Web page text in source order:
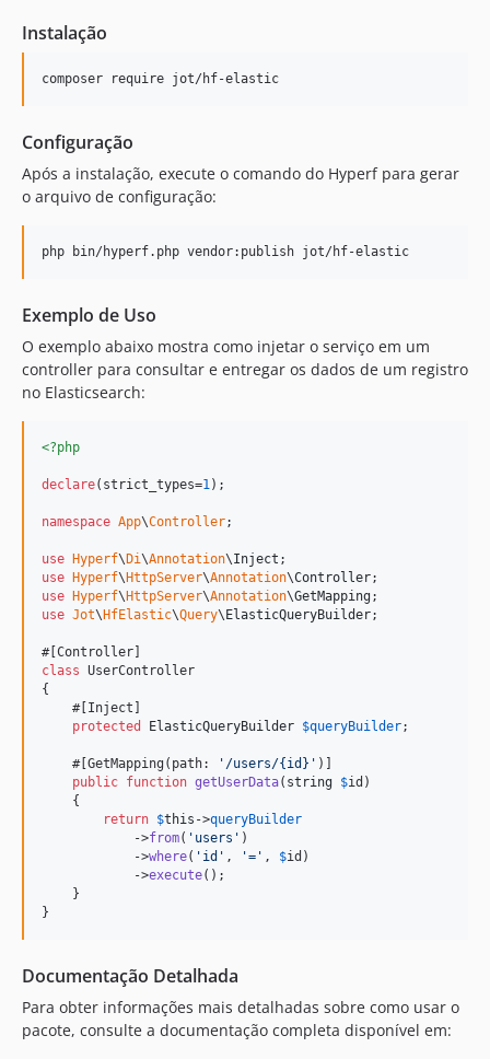
Instalação
composer require jot/hf-elastic
Configuração
Após a instalação, execute o comando do Hyperf para gerar
o arquivo de configuração:
php bin/hyperf.php vendor:publish jot/hf-elastic
Exemplo de Uso
O exemplo abaixo mostra como injetar o serviço em um
controller para consultar e entregar os dados de um registro
no Elasticsearch:
<?php
declare(strict_types=1);
namespace App\Controller;
use Hyperf\ Di\Annotation\Inject
use
Hyperf\ HttpServer\Annotation\Controller
use
Hyperf\ HttpServer\Annotation\GetMapping
use Jot\ HfElastic\Query\ ElasticQueryBuilder;
class UserController
{
    #[Inject]
protected
ElasticQueryBuilder $queryBuilder;
    #[GetMapping(path:
' /users/{id} ' )]
public function getUserData( string $id )
    {
return $this ->queryBuilder
            ->
from( ' users ' )
            ->
where( ' id ' , '= ' , $id )
            ->
execute();
    }
}
Documentação Detalhada
Para obter informações mais detalhadas sobre como usar o
pacote, consulte a documentação completa disponível em: